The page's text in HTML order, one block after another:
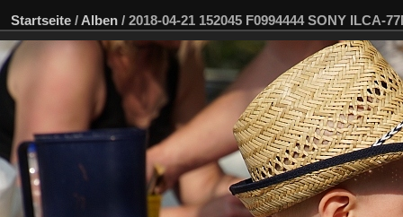
Startseite / Alben / 2018-04-21 152045 F0994444 SONY ILCA-